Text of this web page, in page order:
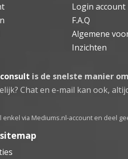
Login account
F.A.Q
Algemene
Inzichten
is de snelste manier
Chat en e-mail kan ook,
enkel via Mediums.nl-account en deel